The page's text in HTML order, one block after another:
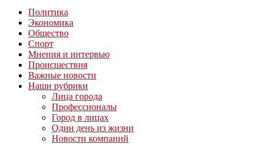
Политика
Экономика
Общество
Спорт
Мнения и интервью
Происшествия
Важные новости
Наши рубрики
Лица города
Профессионалы
Город в лицах
Один день из жизни
Новости компаний